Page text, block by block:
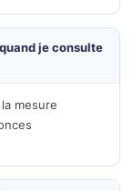
je consulte
mesure